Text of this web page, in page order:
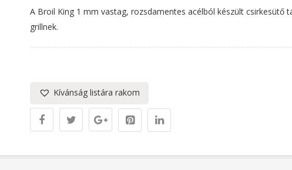
A Broil King 1 mm vastag, rozsdamentes acélból készült csirkesütő
grillnek.
Kívánság listára rakom